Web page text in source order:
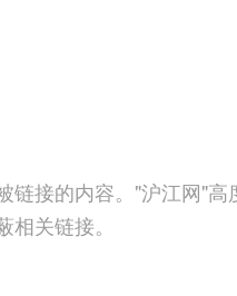
接的内容。"沪江网"
关链接。